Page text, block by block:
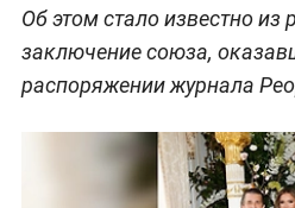
Об этом стало известно из
заключение союза,
распоряжении журнала